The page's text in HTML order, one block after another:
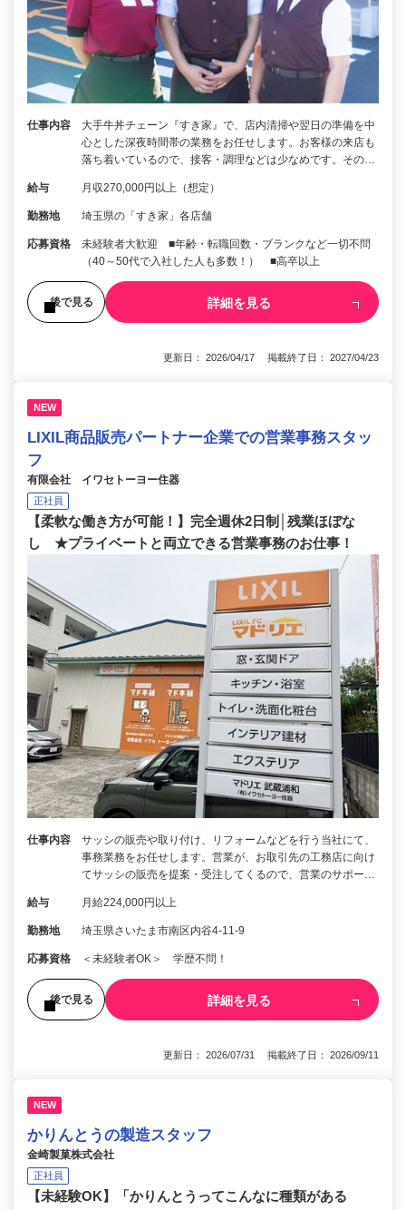
仕事内容
大手牛丼チェーン『すき家』で、店内清掃や翌日の準備を中
心とした深夜時間帯の業務をお任せします。お客様の来店も
落ち着いているので、接客・調理などは少なめです。その…
給与 月収270,000円以上（想定）
勤務地 埼玉県の「すき家」各店舗
応募資格
未経験者大歓迎 ■年齢・転職回数・ブランクなど一切不問
（40～50代で入社した人も多数！） ■高卒以上
後で見る 詳細を見る
更新日： 2026/04/17 掲載終了日： 2027/04/23
NEW
LIXIL商品販売パートナー企業での営業事務スタッ
フ
有限会社 イワセトーヨー住器
正社員
【柔軟な働き方が可能！】完全週休2日制│残業ほぼな
し ★プライベートと両立できる営業事務のお仕事！
仕事内容
サッシの販売や取り付け、リフォームなどを行う当社にて、
事務業務をお任せします。営業が、お取引先の工務店に向け
てサッシの販売を提案・受注してくるので、営業のサポー…
給与 月給224,000円以上
勤務地 埼玉県さいたま市南区内谷4-11-9
応募資格 ＜未経験者OK＞ 学歴不問！
後で見る 詳細を見る
更新日： 2026/07/31 掲載終了日： 2026/09/11
NEW
かりんとうの製造スタッフ
金崎製菓株式会社
正社員
【未経験OK】「かりんとうってこんなに種類がある